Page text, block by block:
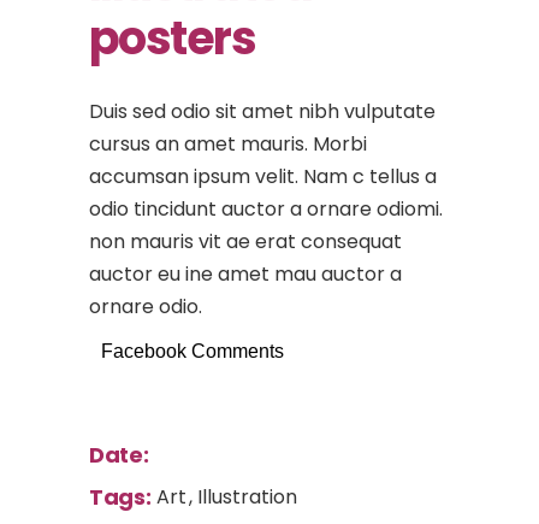
posters
Duis sed odio sit amet nibh vulputate
cursus an amet mauris. Morbi
accumsan ipsum velit. Nam c tellus a
odio tincidunt auctor a ornare odiomi.
non mauris vit ae erat consequat
auctor eu ine amet mau auctor a
ornare odio.
Facebook Comments
Date:
Tags: Art Illustration